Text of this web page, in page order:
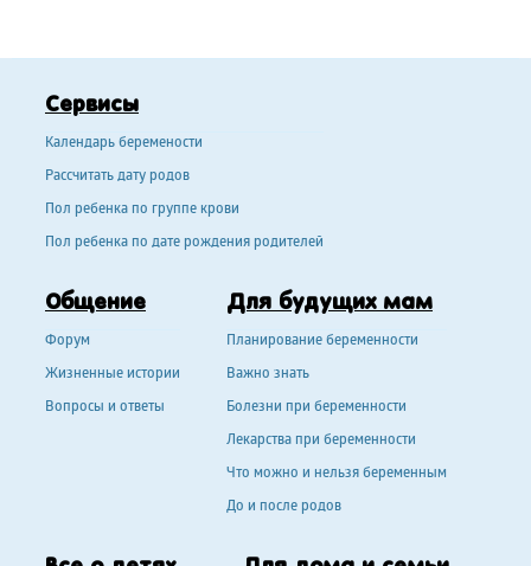
Сервисы
Календарь беремености
Рассчитать дату родов
Пол ребенка по группе крови
Пол ребенка по дате рождения родителей
Общение
Форум
Жизненные истории
Вопросы и ответы
Для будущих мам
Планирование беременности
Важно знать
Болезни при беременности
Лекарства при беременности
Что можно и нельзя беременным
До и после родов